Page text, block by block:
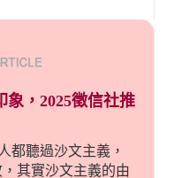
象，2025徵信社推
都聽過沙文主義，
其實沙文主義的由